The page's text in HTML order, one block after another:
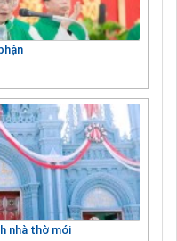
nhà thờ mới